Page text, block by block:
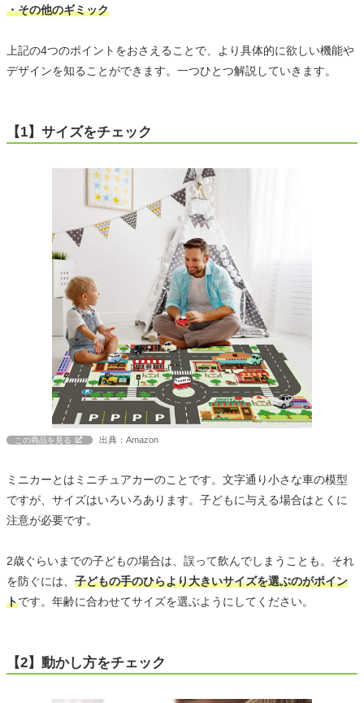
・その他のギミック
上記の4つのポイントをおさえることで、より具体的に欲しい機能や
デザインを知ることができます。一つひとつ解説していきます。
【1】サイズをチェック
この商品を見る 出典：Amazon
ミニカーとはミニチュアカーのことです。文字通り小さな車の模型
ですが、サイズはいろいろあります。子どもに与える場合はとくに
注意が必要です。
2歳ぐらいまでの子どもの場合は、誤って飲んでしまうことも。それ
を防ぐには、 子どもの手のひらより大きいサイズを選ぶのがポイン
トです。年齢に合わせてサイズを選ぶようにしてください。
【2】動かし方をチェック